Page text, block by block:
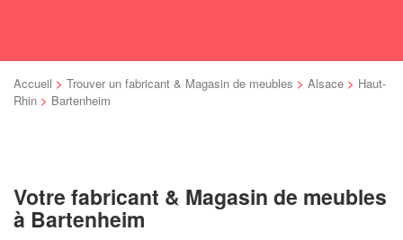
Accueil > Trouver un fabricant & Magasin de meubles > Alsace > Haut-
Rhin > Bartenheim
Votre fabricant & Magasin de meubles
à Bartenheim